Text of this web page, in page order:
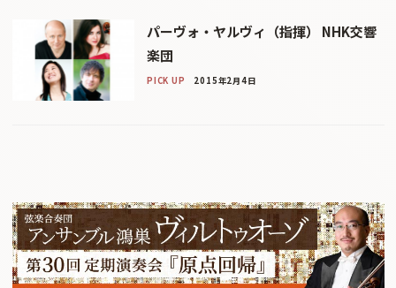
パーヴォ・ヤルヴィ（指揮） NHK交響
楽団
PICK UP 2015年2月4日